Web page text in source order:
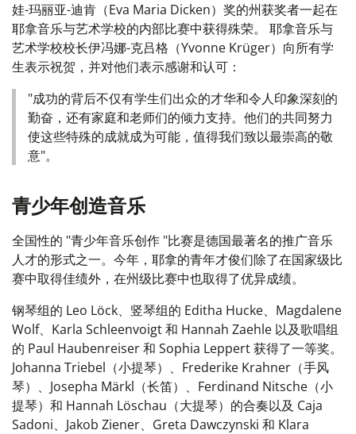
娃-玛丽亚-迪肯（Eva Maria Dicken）奖的州获奖者一起在
耶拿音乐与艺术学校的内部比赛中获得殊荣。 耶拿音乐与
艺术学校校长伊冯娜-克吕格（Yvonne Krüger）向所有学
生表示祝贺，并对他们表示感谢和认可：
"成功的背后不仅有学生们出众的才华和令人印象深刻的
勤奋，还有家庭和老师们的倾力支持。他们的共同努力
使这些特殊的成就成为可能，值得我们致以最崇高的敬
意"。
青少年创造音乐
全国性的 "青少年音乐创作 "比赛是德国最著名的推广音乐
人才的形式之一。今年，耶拿的青年才俊们除了在国家级比
赛中取得佳绩外，在州级比赛中也取得了优异成绩。
钢琴组的 Leo Löck、竖琴组的 Editha Hucke、Magdalene
Wolf、Karla Schleenvoigt 和 Hannah Zaehle 以及歌唱组
的 Paul Haubenreiser 和 Sophia Leppert 获得了一等奖。
Johanna Triebel（小提琴）、Frederike Krahner（手风
琴）、Josepha Märkl（长笛）、Ferdinand Nitsche（小
提琴）和 Hannah Löschau（大提琴）的合奏以及 Caja
Sadoni、Jakob Ziener、Greta Dawczynski 和 Klara